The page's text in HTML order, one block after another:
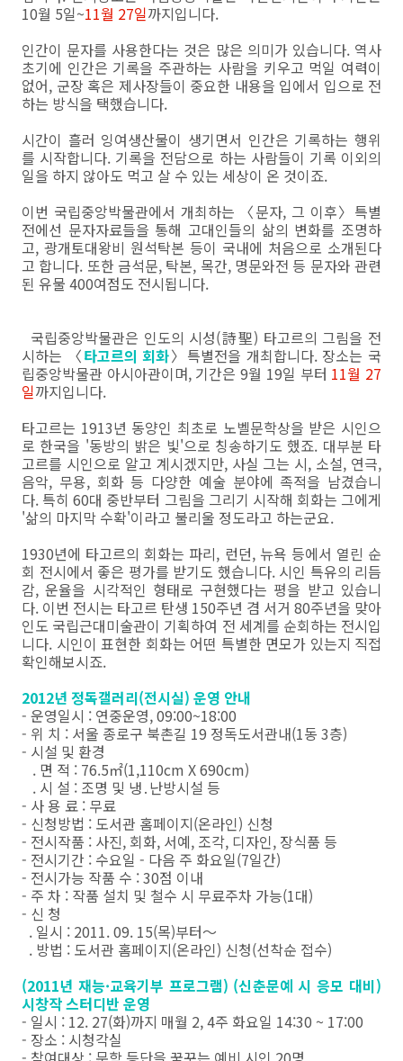
10월 5일~11월 27일까지입니다.
인간이 문자를 사용한다는 것은 많은 의미가 있습니다. 역사
초기에 인간은 기록을 주관하는 사람을 키우고 먹일 여력이
없어, 군장 혹은 제사장들이 중요한 내용을 입에서 입으로 전
하는 방식을 택했습니다.
시간이 흘러 잉여생산물이 생기면서 인간은 기록하는 행위
를 시작합니다. 기록을 전담으로 하는 사람들이 기록 이외의
일을 하지 않아도 먹고 살 수 있는 세상이 온 것이죠.
이번 국립중앙박물관에서 개최하는 〈문자, 그 이후〉특별
전에선 문자자료들을 통해 고대인들의 삶의 변화를 조명하
고, 광개토대왕비 원석탁본 등이 국내에 처음으로 소개된다
고 합니다. 또한 금석문, 탁본, 목간, 명문와전 등 문자와 관련
된 유물 400여점도 전시됩니다.
국립중앙박물관은 인도의 시성(詩聖) 타고르의 그림을 전
시하는 〈타고르의 회화〉특별전을 개최합니다. 장소는 국
립중앙박물관 아시아관이며, 기간은 9월 19일 부터 11월 27
일까지입니다.
타고르는 1913년 동양인 최초로 노벨문학상을 받은 시인으
로 한국을 '동방의 밝은 빛'으로 칭송하기도 했죠. 대부분 타
고르를 시인으로 알고 계시겠지만, 사실 그는 시, 소설, 연극,
음악, 무용, 회화 등 다양한 예술 분야에 족적을 남겼습니
다. 특히 60대 중반부터 그림을 그리기 시작해 회화는 그에게
'삶의 마지막 수확'이라고 불리울 정도라고 하는군요.
1930년에 타고르의 회화는 파리, 런던, 뉴욕 등에서 열린 순
회 전시에서 좋은 평가를 받기도 했습니다. 시인 특유의 리듬
감, 운율을 시각적인 형태로 구현했다는 평을 받고 있습니
다. 이번 전시는 타고르 탄생 150주년 겸 서거 80주년을 맞아
인도 국립근대미술관이 기획하여 전 세계를 순회하는 전시입
니다. 시인이 표현한 회화는 어떤 특별한 면모가 있는지 직접
확인해보시죠.
2012년 정독갤러리(전시실) 운영 안내
- 운영일시 : 연중운영, 09:00~18:00
- 위 치 : 서울 종로구 북촌길 19 정독도서관내(1동 3층)
- 시설 및 환경
. 면 적 : 76.5㎡(1,110cm X 690cm)
. 시 설 : 조명 및 냉․난방시설 등
- 사 용 료 : 무료
- 신청방법 : 도서관 홈페이지(온라인) 신청
- 전시작품 : 사진, 회화, 서예, 조각, 디자인, 장식품 등
- 전시기간 : 수요일 - 다음 주 화요일(7일간)
- 전시가능 작품 수 : 30점 이내
- 주 차 : 작품 설치 및 철수 시 무료주차 가능(1대)
- 신 청
. 일시 : 2011. 09. 15(목)부터～
. 방법 : 도서관 홈페이지(온라인) 신청(선착순 접수)
(2011년 재능·교육기부 프로그램) (신춘문예 시 응모 대비)
시창작 스터디반 운영
- 일시 : 12. 27(화)까지 매월 2, 4주 화요일 14:30 ~ 17:00
- 장소 : 시청각실